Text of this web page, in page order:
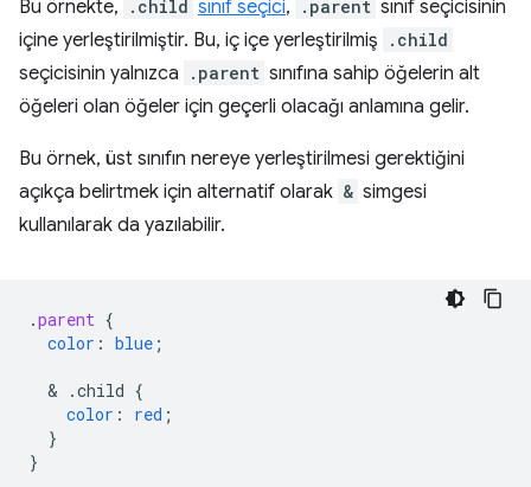
Bu örnekte, .child sınıf seçici, .parent sınıf seçicisinin
içine yerleştirilmiştir. Bu, iç içe yerleştirilmiş
.child
seçicisinin yalnızca .parent sınıfına sahip öğelerin alt
öğeleri olan öğeler için geçerli olacağı anlamına gelir.
Bu örnek, üst sınıfın nereye yerleştirilmesi gerektiğini
açıkça belirtmek için alternatif olarak & simgesi
kullanılarak da yazılabilir.
.parent {
color : blue ;
  &
.child {
color : red ;
}
}